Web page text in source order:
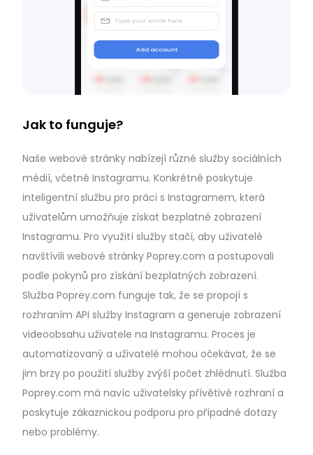
Jak to funguje?
Naše webové stránky nabízejí různé služby sociálních
médií, včetně Instagramu. Konkrétně poskytuje
inteligentní službu pro práci s Instagramem, která
uživatelům umožňuje získat bezplatné zobrazení
Instagramu. Pro využití služby stačí, aby uživatelé
navštívili webové stránky Poprey.com a postupovali
podle pokynů pro získání bezplatných zobrazení.
Služba Poprey.com funguje tak, že se propojí s
rozhraním API služby Instagram a generuje zobrazení
videoobsahu uživatele na Instagramu. Proces je
automatizovaný a uživatelé mohou očekávat, že se
jim brzy po použití služby zvýší počet zhlédnutí. Služba
Poprey.com má navíc uživatelsky přívětivé rozhraní a
poskytuje zákaznickou podporu pro případné dotazy
nebo problémy.